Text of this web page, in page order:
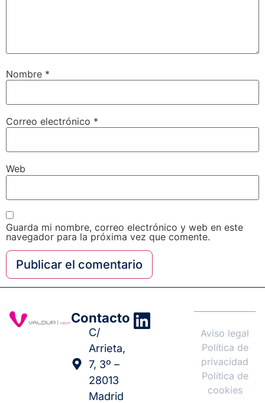
Nombre *
Correo electrónico *
Web
Guarda mi nombre, correo electrónico y web en este
navegador para la próxima vez que comente.
Contacto
C/
Arrieta,
7, 3º –
28013
Madrid
Aviso legal
Política de
privacidad
Política de
cookies